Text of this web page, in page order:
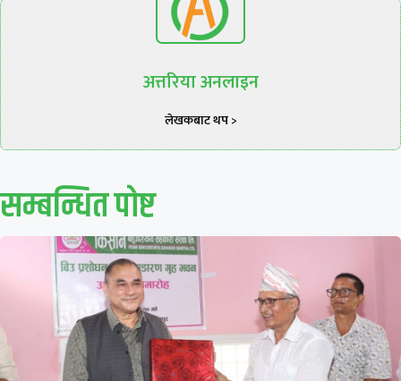
अत्तरिया अनलाइन
लेखकबाट थप >
सम्बन्धित पाेष्ट